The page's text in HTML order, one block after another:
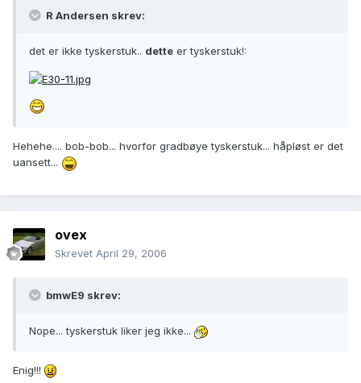
R Andersen skrev:
det er ikke tyskerstuk.. dette er tyskerstuk!:
Hehehe.... bob-bob... hvorfor gradbøye tyskerstuk... håpløst er det
uansett...
ovex
Skrevet April 29, 2006
bmwE9 skrev:
Nope... tyskerstuk liker jeg ikke...
Enig!!!